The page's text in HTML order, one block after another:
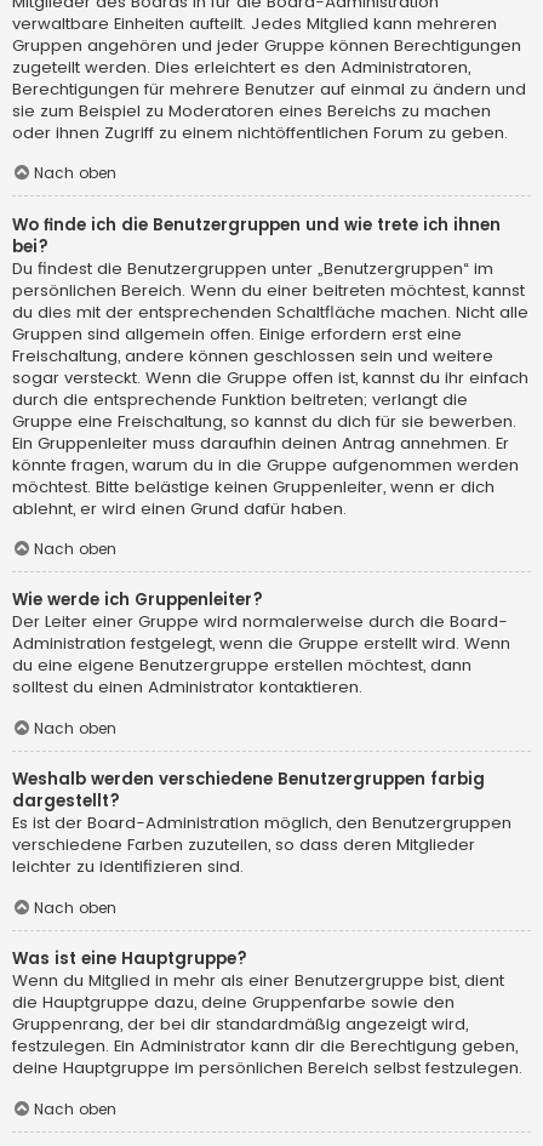
verwaltbare Einheiten aufteilt. Jedes Mitglied kann mehreren
Gruppen angehören und jeder Gruppe können Berechtigungen
zugeteilt werden. Dies erleichtert es den Administratoren,
Berechtigungen für mehrere Benutzer auf einmal zu ändern und
sie zum Beispiel zu Moderatoren eines Bereichs zu machen
oder ihnen Zugriff zu einem nichtöffentlichen Forum zu geben.
Nach oben
Wo finde ich die Benutzergruppen und wie trete ich ihnen
bei?
Du findest die Benutzergruppen unter „Benutzergruppen“ im
persönlichen Bereich. Wenn du einer beitreten möchtest, kannst
du dies mit der entsprechenden Schaltfläche machen. Nicht alle
Gruppen sind allgemein offen. Einige erfordern erst eine
Freischaltung, andere können geschlossen sein und weitere
sogar versteckt. Wenn die Gruppe offen ist, kannst du ihr einfach
durch die entsprechende Funktion beitreten; verlangt die
Gruppe eine Freischaltung, so kannst du dich für sie bewerben.
Ein Gruppenleiter muss daraufhin deinen Antrag annehmen. Er
könnte fragen, warum du in die Gruppe aufgenommen werden
möchtest. Bitte belästige keinen Gruppenleiter, wenn er dich
ablehnt, er wird einen Grund dafür haben.
Nach oben
Wie werde ich Gruppenleiter?
Der Leiter einer Gruppe wird normalerweise durch die Board-
Administration festgelegt, wenn die Gruppe erstellt wird. Wenn
du eine eigene Benutzergruppe erstellen möchtest, dann
solltest du einen Administrator kontaktieren.
Nach oben
Weshalb werden verschiedene Benutzergruppen farbig
dargestellt?
Es ist der Board-Administration möglich, den Benutzergruppen
verschiedene Farben zuzuteilen, so dass deren Mitglieder
leichter zu identifizieren sind.
Nach oben
Was ist eine Hauptgruppe?
Wenn du Mitglied in mehr als einer Benutzergruppe bist, dient
die Hauptgruppe dazu, deine Gruppenfarbe sowie den
Gruppenrang, der bei dir standardmäßig angezeigt wird,
festzulegen. Ein Administrator kann dir die Berechtigung geben,
deine Hauptgruppe im persönlichen Bereich selbst festzulegen.
Nach oben